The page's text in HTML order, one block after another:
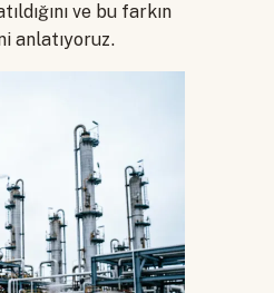
ve bu farkın
anlatıyoruz.